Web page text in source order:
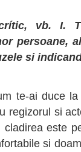
vb. I.
persoane,
si
te-ai duce
regizorul si
cladirea este
si